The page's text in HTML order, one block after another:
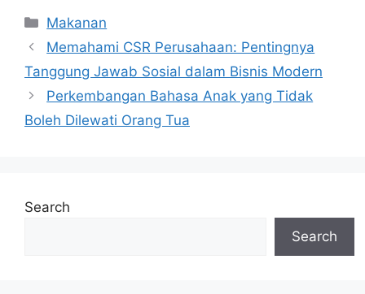
at
s
A
p
p
e
b
o
o
a
d
s
gr
a
m
Categories
Makanan
Memahami CSR Perusahaan: Pentingnya
Tanggung Jawab Sosial dalam Bisnis Modern
Perkembangan Bahasa Anak yang Tidak
Boleh Dilewati Orang Tua
Search
Search